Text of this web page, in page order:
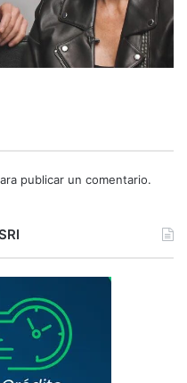
publicar un comentario.